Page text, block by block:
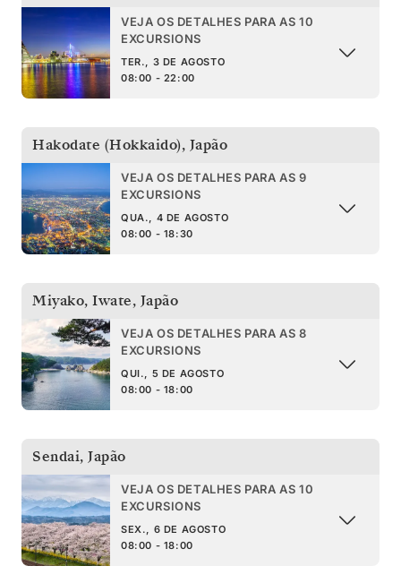
VEJA OS DETALHES PARA AS 10
EXCURSIONS
TER., 3 DE AGOSTO
08:00 - 22:00
Hakodate (Hokkaido), Japão
VEJA OS DETALHES PARA AS 9
EXCURSIONS
QUA., 4 DE AGOSTO
08:00 - 18:30
Miyako, Iwate, Japão
VEJA OS DETALHES PARA AS 8
EXCURSIONS
QUI., 5 DE AGOSTO
08:00 - 18:00
Sendai, Japão
VEJA OS DETALHES PARA AS 10
EXCURSIONS
SEX., 6 DE AGOSTO
08:00 - 18:00